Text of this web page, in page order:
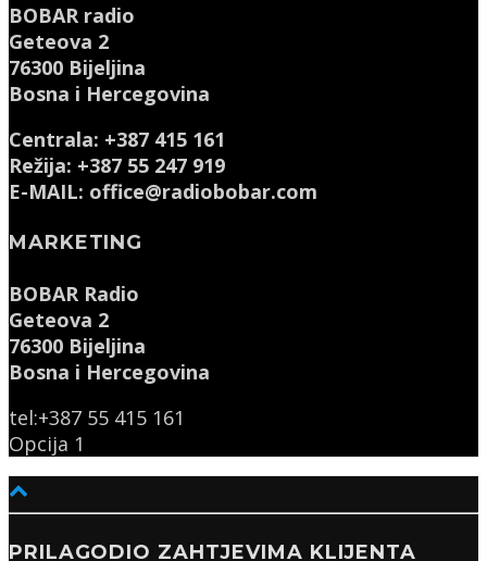
BOBAR radio
Geteova 2
76300 Bijeljina
Bosna i Hercegovina
Centrala: +387 415 161
Režija: +387 55 247 919
E-MAIL: office@radiobobar.com
MARKETING
BOBAR Radio
Geteova 2
76300 Bijeljina
Bosna i Hercegovina
tel:+387 55 415 161
Opcija 1
PRILAGODIO ZAHTJEVIMA KLIJENTA